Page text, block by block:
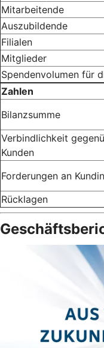
Mitarbeitende
Auszubildende
Filialen
Mitglieder
Spendenvolumen für
Zahlen
Bilanzsumme
Verbindlichkeit
Kunden
Forderungen an
Rücklagen